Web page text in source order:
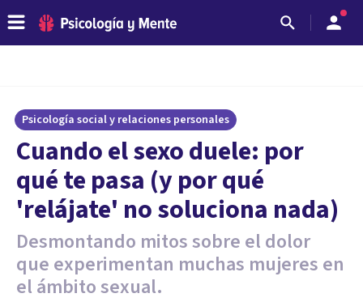
Psicología social y relaciones personales
Cuando el sexo duele: por
qué te pasa (y por qué
'relájate' no soluciona nada)
Desmontando mitos sobre el dolor
que experimentan muchas mujeres en
el ámbito sexual.